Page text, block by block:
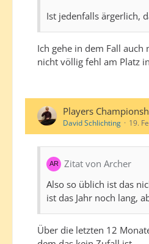
Ist jedenfalls ärgerlich,
Ich gehe in dem Fall
nicht völlig fehl am Platz
Players
David Schlichting 19.
Zitat von Archer
Also so üblich ist das
ist das Jahr noch lang,
Über die letzten 12